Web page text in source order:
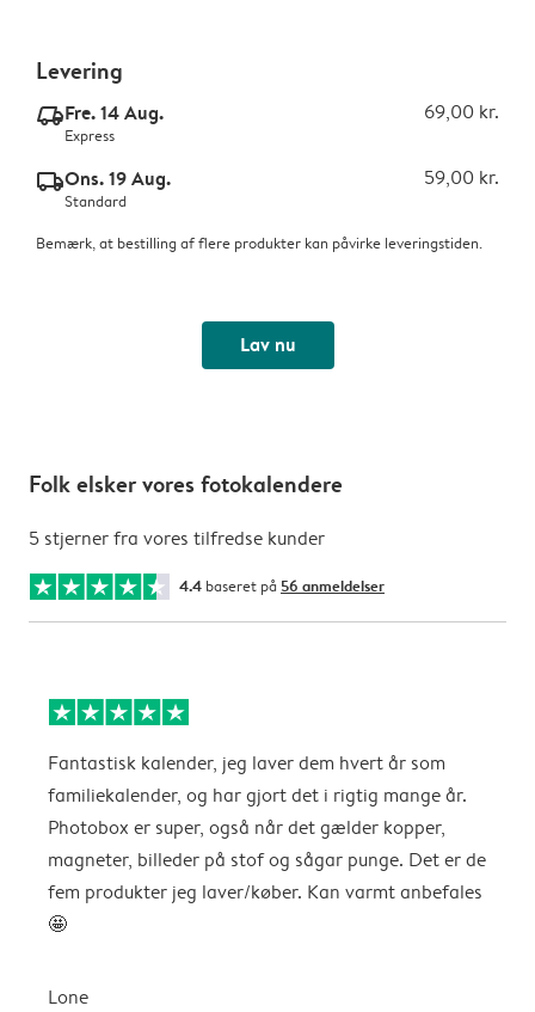
Levering
delivery_express_v2Fre. 14 Aug. 69,00 kr.
Express
delivery_standard_v2Ons. 19 Aug. 59,00 kr.
Standard
Bemærk, at bestilling af flere produkter kan påvirke leveringstiden.
Lav nu
Folk elsker vores fotokalendere
5 stjerner fra vores tilfredse kunder
4.4 baseret på 56 anmeldelser
Fantastisk kalender, jeg laver dem hvert år som
familiekalender, og har gjort det i rigtig mange år.
Photobox er super, også når det gælder kopper,
magneter, billeder på stof og sågar punge. Det er de
fem produkter jeg laver/køber. Kan varmt anbefales
🤩
Lone